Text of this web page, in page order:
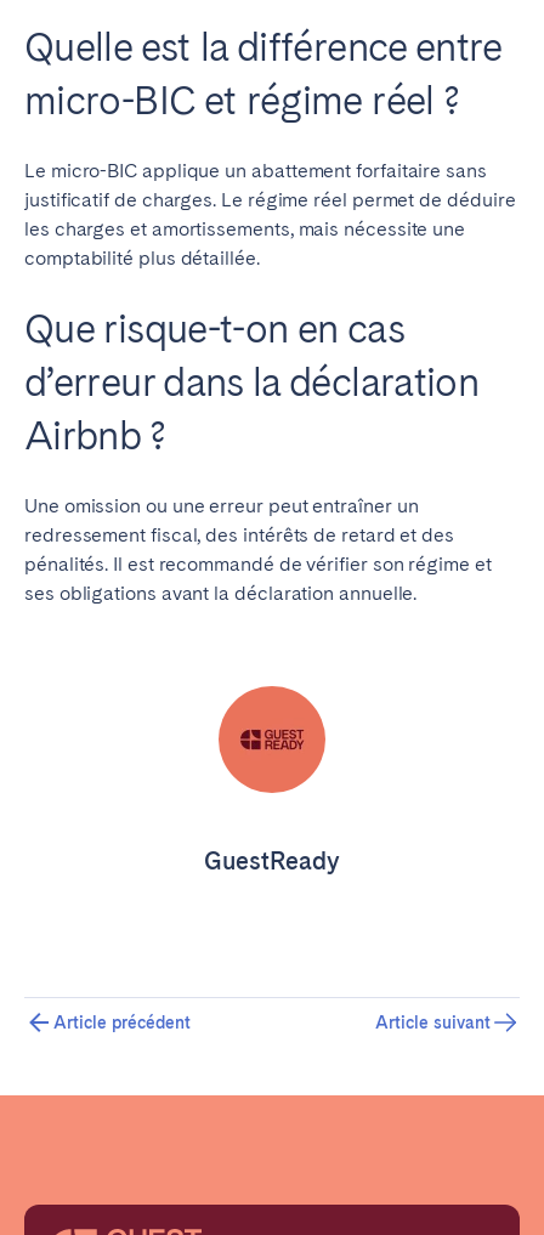
Quelle est la différence entre
micro-BIC et régime réel ?
Le micro-BIC applique un abattement forfaitaire sans
justificatif de charges. Le régime réel permet de déduire
les charges et amortissements, mais nécessite une
comptabilité plus détaillée.
Que risque-t-on en cas
d’erreur dans la déclaration
Airbnb ?
Une omission ou une erreur peut entraîner un
redressement fiscal, des intérêts de retard et des
pénalités. Il est recommandé de vérifier son régime et
ses obligations avant la déclaration annuelle.
GuestReady
Article précédent Article suivant